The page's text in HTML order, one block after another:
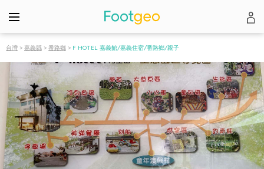
台灣 > 嘉義縣 > 番路鄉 > F HOTEL 嘉義館/嘉義住宿/番路鄉/親子